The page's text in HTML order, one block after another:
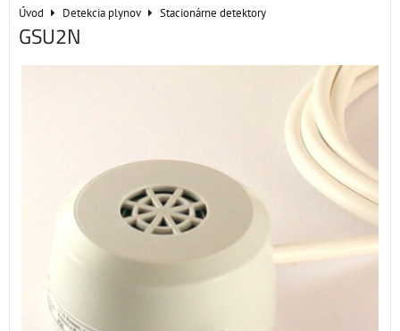
Úvod Detekcia plynov Stacionárne detektory
GSU2N